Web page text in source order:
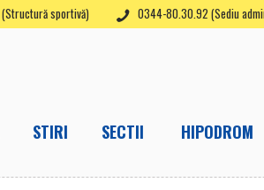
sportivă) 0344-80.30.92 (Sediu
STIRI SECTII HIPODROM